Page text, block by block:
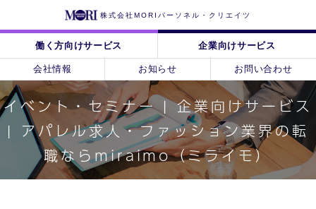
株式会社MORIパーソネル・クリエイツ
働く方向けサービス 企業向けサービス
会社情報 お知らせ お問い合わせ
イベント・セミナー | 企業向けサービス
| アパレル求人・ファッション業界の転
職ならmiraimo（ミライモ）